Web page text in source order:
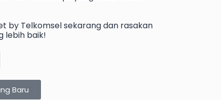
by Telkomsel sekarang dan rasakan
lebih baik!
Baru